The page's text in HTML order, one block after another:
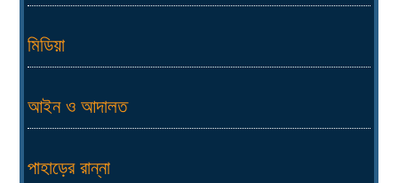
মিডিয়া
আইন ও আদালত
পাহাড়ের রান্না